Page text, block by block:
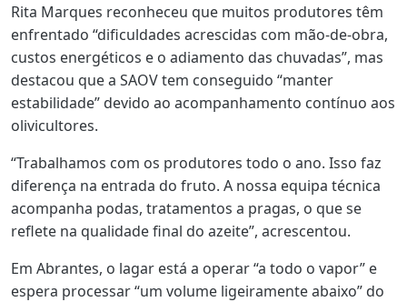
Rita Marques reconheceu que muitos produtores têm
enfrentado “dificuldades acrescidas com mão-de-obra,
custos energéticos e o adiamento das chuvadas”, mas
destacou que a SAOV tem conseguido “manter
estabilidade” devido ao acompanhamento contínuo aos
olivicultores.
“Trabalhamos com os produtores todo o ano. Isso faz
diferença na entrada do fruto. A nossa equipa técnica
acompanha podas, tratamentos a pragas, o que se
reflete na qualidade final do azeite”, acrescentou.
Em Abrantes, o lagar está a operar “a todo o vapor” e
espera processar “um volume ligeiramente abaixo” do